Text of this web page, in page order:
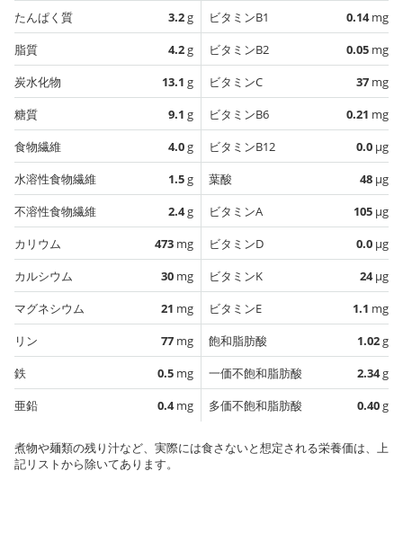
たんぱく質
3.2g
脂質
4.2g
炭水化物
13.1 g
糖質
9.1 g
食物繊維
4.0g
水溶性食物繊維
1.5g
不溶性食物繊維
2.4g
カリウム
473 mg
カルシウム
30 mg
マグネシウム
21 mg
リン
77 mg
鉄
0.5 mg
亜鉛
0.4mg
ビタミンB1
0.14mg
ビタミンB2
0.05 mg
ビタミンC
37 mg
ビタミンB6
0.21 mg
ビタミンB12
0.0 µg
葉酸
48 µg
ビタミンA
105 µg
ビタミンD
0.0 µg
ビタミンK
24µg
ビタミンE
1.1 mg
飽和脂肪酸
1.02g
一価不飽和脂肪酸
2.34g
多価不飽和脂肪酸
0.40g
煮物や麺類の残り汁など、実際には食さないと想定される栄養価は、上
記リストから除いてあります。